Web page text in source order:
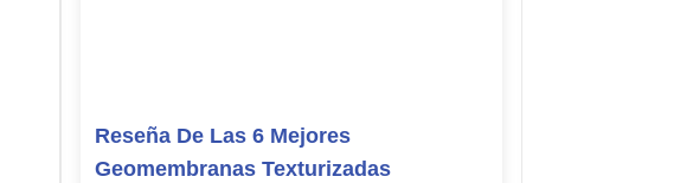
Reseña De Las 6 Mejores
Geomembranas Texturizadas